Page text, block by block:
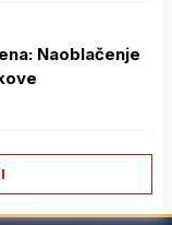
Naoblačenje